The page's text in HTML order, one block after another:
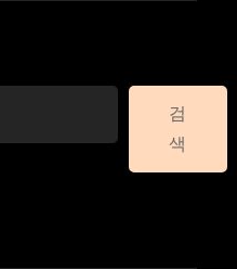
검
색